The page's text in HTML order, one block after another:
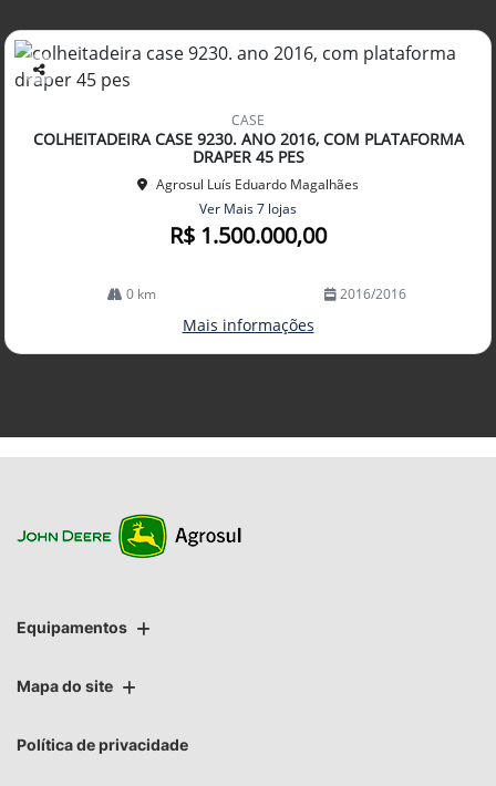
Co
arti
lhe
CASE
COLHEITADEIRA CASE 9230. ANO 2016, COM PLATAFORMA
DRAPER 45 PES
Agrosul Luís Eduardo Magalhães
Ver Mais 7 lojas
R$ 1.500.000,00
0 km 2016/2016
Mais informações
Equipamentos
Mapa do site
Política de privacidade